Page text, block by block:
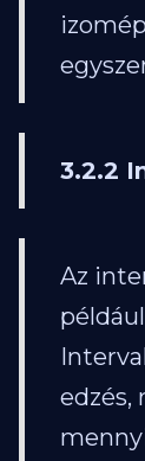
3.2.2
Az
edzés,